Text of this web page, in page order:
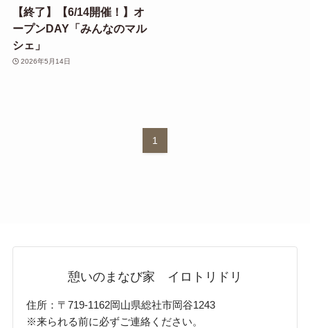
【終了】【6/14開催！】オ
ープンDAY「みんなのマル
シェ」
2026年5月14日
1
憩いのまなび家 イロトリドリ
住所：〒719-1162岡山県総社市岡谷1243
※来られる前に必ずご連絡ください。